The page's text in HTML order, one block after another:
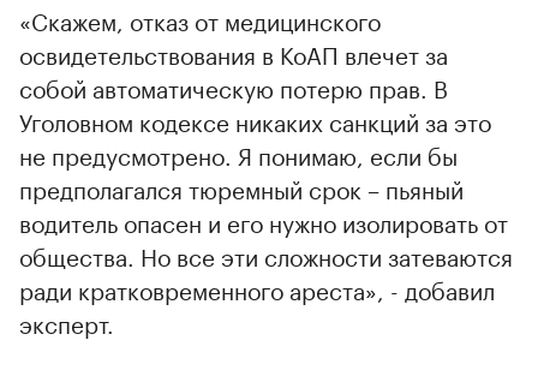
«Скажем, отказ от медицинского
освидетельствования в КоАП влечет за
собой автоматическую потерю прав. В
Уголовном кодексе никаких санкций за это
не предусмотрено. Я понимаю, если бы
предполагался тюремный срок – пьяный
водитель опасен и его нужно изолировать от
общества. Но все эти сложности затеваются
ради кратковременного ареста», - добавил
эксперт.